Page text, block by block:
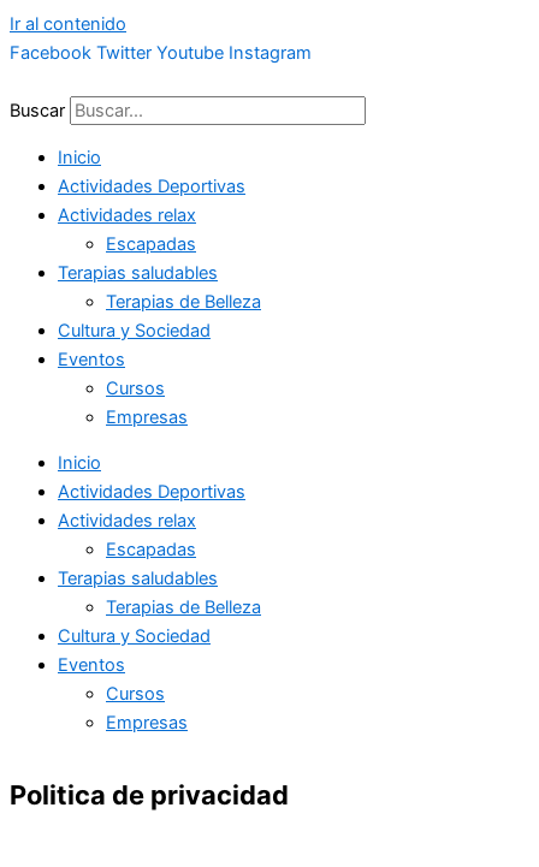
Ir al contenido
Facebook Twitter Youtube Instagram
Buscar
Inicio
Actividades Deportivas
Actividades relax
Escapadas
Terapias saludables
Terapias de Belleza
Cultura y Sociedad
Eventos
Cursos
Empresas
Inicio
Actividades Deportivas
Actividades relax
Escapadas
Terapias saludables
Terapias de Belleza
Cultura y Sociedad
Eventos
Cursos
Empresas
Politica de privacidad